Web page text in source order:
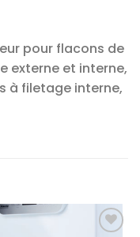
pour flacons de
externe et interne,
à filetage interne,